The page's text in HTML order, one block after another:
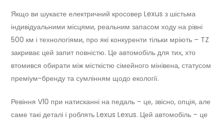
Якщо ви шукаєте електричний кросовер Lexus з шістьма
індивідуальними місцями, реальним запасом ходу на рівні
500 км і технологіями, про які конкуренти тільки мріють – TZ
закриває цей запит повністю. Це автомобіль для тих, хто
втомився обирати між місткістю сімейного мінівена, статусом
преміум-бренду та сумлінням щодо екології.
Ревіння V10 при натисканні на педаль – це, звісно, опція, але
саме такі деталі і роблять Lexus Lexus. Цей автомобіль – це